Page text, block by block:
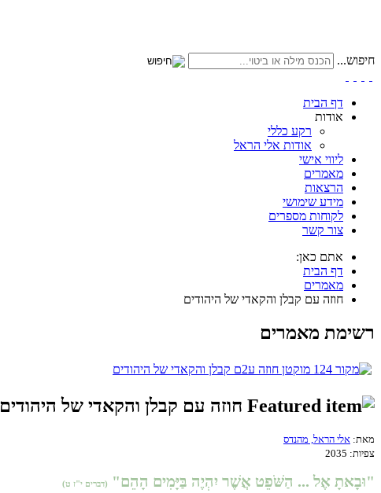
חיפוש...
דף הבית
אודות
רקע כללי
אודות אלי הראל
ליווי אישי
מאמרים
הרצאות
מידע שימושי
לקוחות מספרים
צור קשר
אתם כאן:
דף הבית
מאמרים
חוזה עם קבלן והקאדי של היהודים
רשימת מאמרים
חוזה עם קבלן והקאדי של היהודים
מאת: אלי הראל, מהנדס
צפיות: 2035
"וּבָאתָ אֶל ... הַשֹּׁפֵט אֲשֶׁר יִהְיֶה בַּיָּמִים הָהֵם" (דברים י"ז ט)